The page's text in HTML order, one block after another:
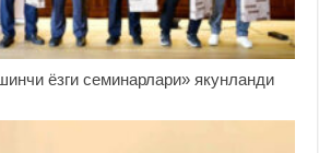
ёзги семинарлари» якунланди